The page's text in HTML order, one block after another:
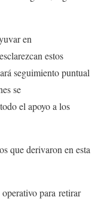
en
estos
seguimiento puntual
se
el apoyo a los
que derivaron en esta
para retirar